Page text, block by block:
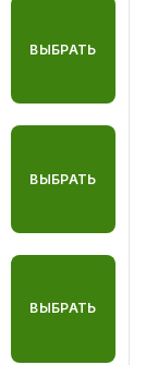
ВЫБРАТЬ
ВЫБРАТЬ
ВЫБРАТЬ